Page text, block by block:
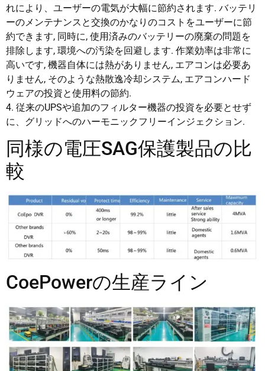
れにより、ユーザーの電気が大幅に節約されます. バッテリ
ーのメンテナンスと交換のかなりのコストをユーザーに節
約できます, 同時に, 使用済みのバッテリーの廃棄の問題を
排除します, 環境への汚染を回避します. 作業効率は非常に
高いです, 機器自体には熱がありません, エアコンは必要あ
りません, そのような熱散逸冷却システム, エアコンハード
ウェアの投資と使用料の節約.
4. 従来のUPSや追加のフィルター機器の投資を必要とせず
に、グリッドへのハーモニックフリーインジェクション.
同様の電圧SAG保護製品の比
較
CoePowerの生産ライン